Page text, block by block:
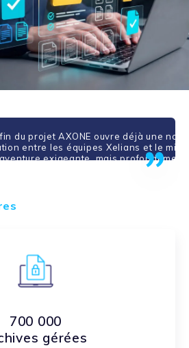
du projet AXONE ouvre déjà une
entre les équipes Xelians et le
exigeante, mais
700 000
gérées